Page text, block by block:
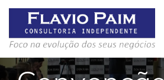
Skip
to
content